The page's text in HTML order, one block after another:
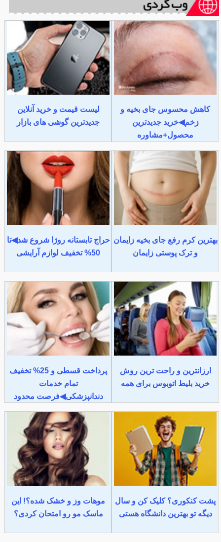
کاهش محسوس جای بخیه و
زخم◀خرید جدیدترین
محصول+مشاوره
لیست قیمت و خرید آنلاین
جدیدترین گوشی های بازار
بهترین کرم رفع جای بخیه زایمان
و ترک پوستی زایمان
حراج تابستانه روژا شروع شد◀تا
50% تخفیف لوازم آرایشی
ارزانترین و راحت ترین روش
خرید بلیط اتوبوس برای همه
پرداخت قسطی و 25% تخفیف
تمام خدمات
دندانپزشکی◀فرصت محدود
پشت کنکوری؟ کلیک کن و سال
دیگه تو بهترین دانشگاه هستی
موهات وز و خشک شده؟! این
ماسک مو رو امتحان کردی؟